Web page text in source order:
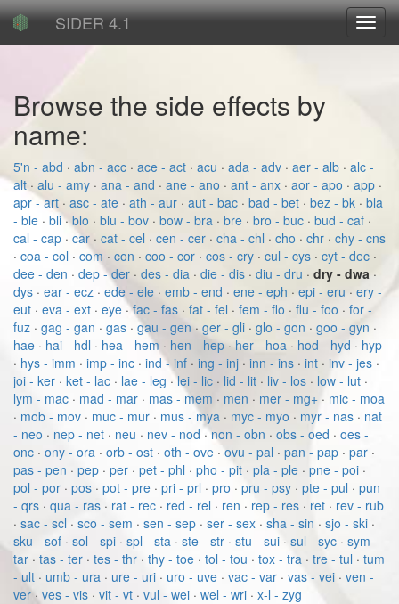
SIDER 4.1
Browse the side effects by
name:
5'n - abd · abn - acc · ace - act · acu · ada - adv · aer - alb · alc -
alt · alu - amy · ana - and · ane - ano · ant - anx · aor - apo · app ·
apr - art · asc - ate · ath - aur · aut - bac · bad - bet · bez - bk · bla
- ble · bli·blo · blu - bov · bow - bra · bre · bro - buc · bud - caf ·
cal - cap · car · cat - cel · cen - cer · cha - chl · cho · chr · chy - cns
· coa - col · com · con · coo - cor · cos - cry · cul - cys · cyt - dec ·
dee - den · dep - der · des - dia · die - dis · diu - dru · dry - dwa ·
dys · ear - ecz · ede - ele · emb - end · ene - eph · epi - eru · ery -
eut · eva - ext · eye ·fac - fas · fat - fel · fem - flo · flu - foo · for -
fuz · gag - gan · gas · gau - gen · ger - gli · glo - gon · goo - gyn ·
hae · hai - hdl · hea - hem · hen - hep · her - hoa · hod - hyd · hyp
· hys - imm · imp - inc · ind - inf · ing - inj · inn - ins · int · inv - jes ·
joi - ker · ket - lac · lae - leg ·lei - lic · lid - lit · liv - los · low - lut ·
lym - mac · mad - mar · mas - mem · men · mer - mg+ · mic - moa
· mob - mov · muc - mur · mus - mya · myc - myo · myr - nas · nat
- neo · nep - net · neu · nev - nod ·non - obn · obs - oed · oes -
onc · ony - ora · orb - ost · oth - ove · ovu - pal · pan - pap · par ·
pas - pen · pep · per · pet - phl · pho - pit · pla - ple · pne - poi ·
pol - por · pos · pot - pre · pri - prl · pro · pru - psy · pte - pul · pun
- qrs · qua - ras · rat - rec · red - rel · ren · rep - res · ret · rev - rub
· sac - scl · sco - sem · sen - sep · ser - sex · sha - sin · sjo - ski ·
sku - sof · sol - spi · spl - sta · ste - str · stu - sui · sul - syc · sym -
tar · tas - ter · tes - thr · thy - toe · tol - tou · tox - tra · tre - tul · tum
- ult · umb - ura · ure - uri · uro - uve · vac - var · vas - vei · ven -
ver· ves - vis · vit - vt · vul - wei · wel - wri · x-l - zyg